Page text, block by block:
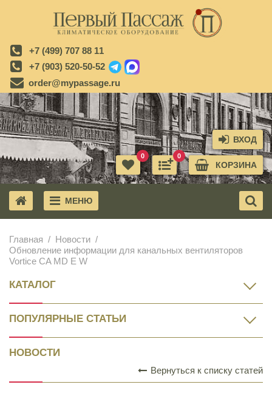
+7 (499) 707 88 11
+7 (903) 520-50-52
order@mypassage.ru
ВХОД
КОРЗИНА
0
0
МЕНЮ
Главная
Новости
Обновление информации для канальных вентиляторов
Vortice CA MD E W
КАТАЛОГ
ПОПУЛЯРНЫЕ СТАТЬИ
НОВОСТИ
Вернуться к списку статей